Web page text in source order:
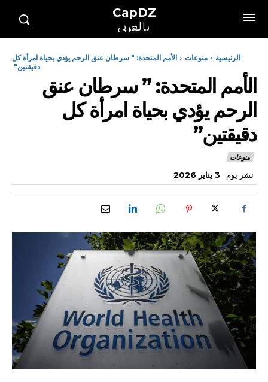
CapDZ
بالعربي
الرئيسية منوعات
الأمم المتحدة: " سرطان عنق الرحم يؤدي بحياة امرأة كل
دقيقتين"
الأمم المتحدة: ” سرطان عنق
الرحم يؤدي بحياة امرأة كل
دقيقتين”
منوعات
نشر يوم 3 يناير 2026